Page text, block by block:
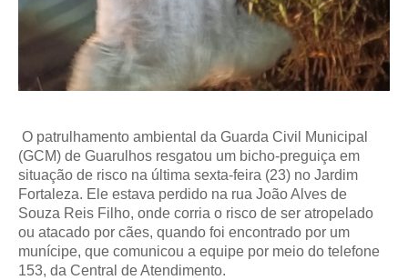
O patrulhamento ambiental da Guarda Civil Municipal
(GCM) de Guarulhos resgatou um bicho-preguiça em
situação de risco na última sexta-feira (23) no Jardim
Fortaleza. Ele estava perdido na rua João Alves de
Souza Reis Filho, onde corria o risco de ser atropelado
ou atacado por cães, quando foi encontrado por um
munícipe, que comunicou a equipe por meio do telefone
153, da Central de Atendimento.